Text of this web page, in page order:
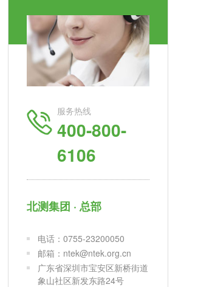
服务热线
400-800-
6106
北测集团 · 总部
电话：0755-23200050
邮箱：ntek@ntek.org.cn
广东省深圳市宝安区新桥街道
象山社区新发东路24号